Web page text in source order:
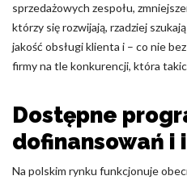
sprzedażowych zespołu,
którzy się rozwijają, rzadziej
jakość obsługi klienta i – co nie
firmy na tle konkurencji, która
Dostępne
dofinansowań i
Na polskim rynku funkcjonuje